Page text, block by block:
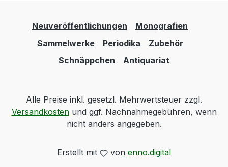
Neuveröffentlichungen
Monografien
Sammelwerke
Periodika
Zubehör
Schnäppchen
Antiquariat
Alle Preise inkl. gesetzl. Mehrwertsteuer zzgl.
Versandkostenund ggf. Nachnahmegebühren, wenn
nicht anders angegeben.
Erstellt mit vonenno.digital